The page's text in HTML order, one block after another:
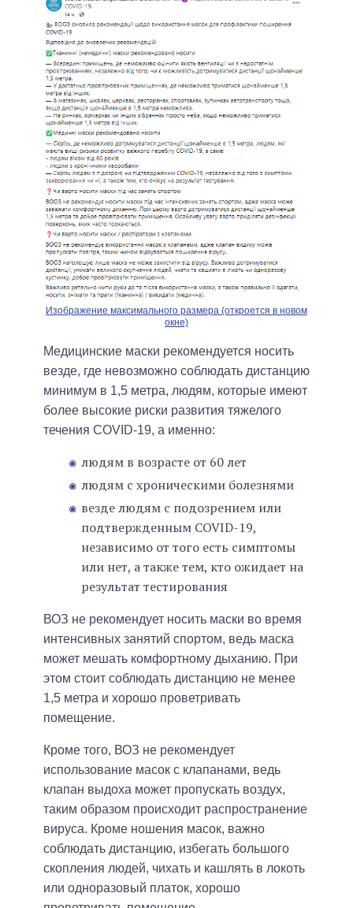
Изображение максимального размера (откроется в новом
окне)
Медицинские маски рекомендуется носить
везде, где невозможно соблюдать дистанцию
минимум в 1,5 метра, людям, которые имеют
более высокие риски развития тяжелого
течения COVID-19, а именно:
людям в возрасте от 60 лет
людям с хроническими болезнями
везде людям с подозрением или
подтвержденным COVID-19,
независимо от того есть симптомы
или нет, а также тем, кто ожидает на
результат тестирования
ВОЗ не рекомендует носить маски во время
интенсивных занятий спортом, ведь маска
может мешать комфортному дыханию. При
этом стоит соблюдать дистанцию не менее
1,5 метра и хорошо проветривать
помещение.
Кроме того, ВОЗ не рекомендует
использование масок с клапанами, ведь
клапан выдоха может пропускать воздух,
таким образом происходит распространение
вируса. Кроме ношения масок, важно
соблюдать дистанцию, избегать большого
скопления людей, чихать и кашлять в локоть
или одноразовый платок, хорошо